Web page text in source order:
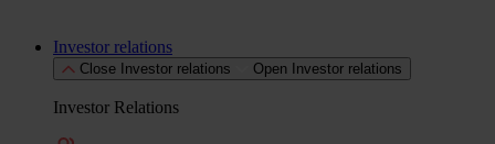
Investor relations
Close Investor relations Open Investor relations
Investor Relations